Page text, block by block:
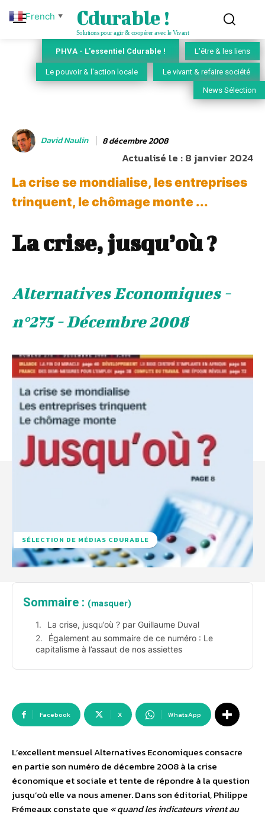
Cdurable !
Solutions pour agir & coopérer avec le Vivant
PHVA - L'essentiel Cdurable ! L'être & les liens
Le pouvoir & l'action locale Le vivant & refaire société
News Sélection
David Naulin 8 décembre 2008
Actualisé le :8 janvier 2024
La crise se mondialise, les entreprises
trinquent, le chômage monte ...
La crise, jusqu’où ?
Alternatives Economiques -
n°275 - Décembre 2008
SÉLECTION DE MÉDIAS CDURABLE
Sommaire : (masquer)
La crise, jusqu’où ? par Guillaume Duval
Également au sommaire de ce numéro : Le
capitalisme à l’assaut de nos assiettes
Facebook X WhatsApp
L’excellent mensuel Alternatives Economiques consacre
en partie son numéro de décembre 2008 à la crise
économique et sociale et tente de répondre à la question
jusqu’où elle va nous amener. Dans son éditorial, Philippe
Frémeaux constate que « quand les indicateurs virent au
French ▼